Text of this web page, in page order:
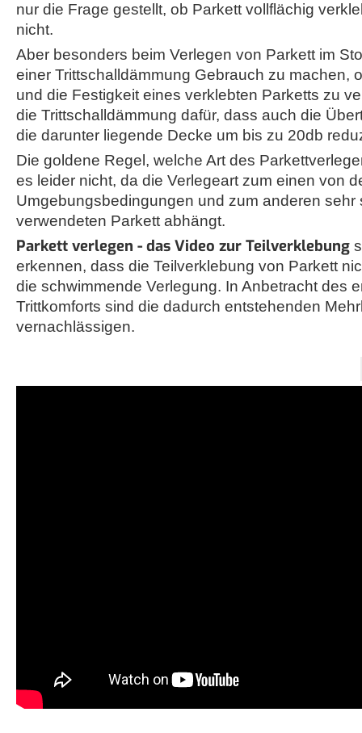
nur die Frage gestellt, ob Parkett vollflächig
nicht.
Aber besonders beim Verlegen von Parkett im
einer Trittschalldämmung Gebrauch zu machen,
und die Festigkeit eines verklebten Parketts zu
die Trittschalldämmung dafür, dass auch die
die darunter liegende Decke um bis zu 20db
Die goldene Regel, welche Art des
es leider nicht, da die Verlegeart zum einen von
Umgebungsbedingungen und zum anderen sehr
verwendeten Parkett abhängt.
Parkett verlegen - das Video zur Teilverklebung
erkennen, dass die Teilverklebung von Parkett
die schwimmende Verlegung. In Anbetracht des
Trittkomforts sind die dadurch entstehenden
vernachlässigen.